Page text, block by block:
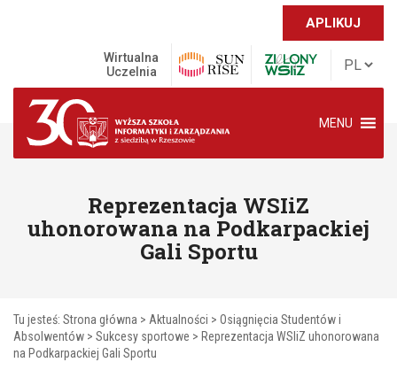
APLIKUJ
Wirtualna
Uczelnia
MENU
Reprezentacja WSIiZ
uhonorowana na Podkarpackiej
Gali Sportu
Tu jesteś: Strona główna > Aktualności > Osiągnięcia Studentów i
Absolwentów > Sukcesy sportowe > Reprezentacja WSIiZ uhonorowana
na Podkarpackiej Gali Sportu